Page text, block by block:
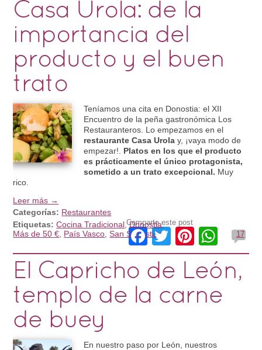
Casa Urola: de la
importancia del
producto y el buen
trato
Teníamos una cita en Donostia: el XII
Encuentro de la peña gastronómica Los
Restauranteros. Lo empezamos en el
restaurante Casa Urola y, ¡vaya modo de
empezar!. Platos en los que el producto
es prácticamente el único protagonista,
sometido a un trato excepcional. Muy
rico.
Leer más →
Categorías: Restaurantes
Etiquetas: Cocina Tradicional,Donostia,
Más de 50 € País Vasco ,San Sebastián
Comparte este post
Facebook
Twitter 17
El Capricho de León,
templo de la carne
de buey
En nuestro paso por León, nuestros